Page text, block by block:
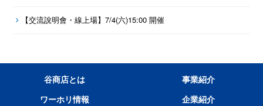
【交流說明會・線上場】7/4(六)15:00 開催
谷商店とは
事業紹介
ワーホリ情報
企業紹介